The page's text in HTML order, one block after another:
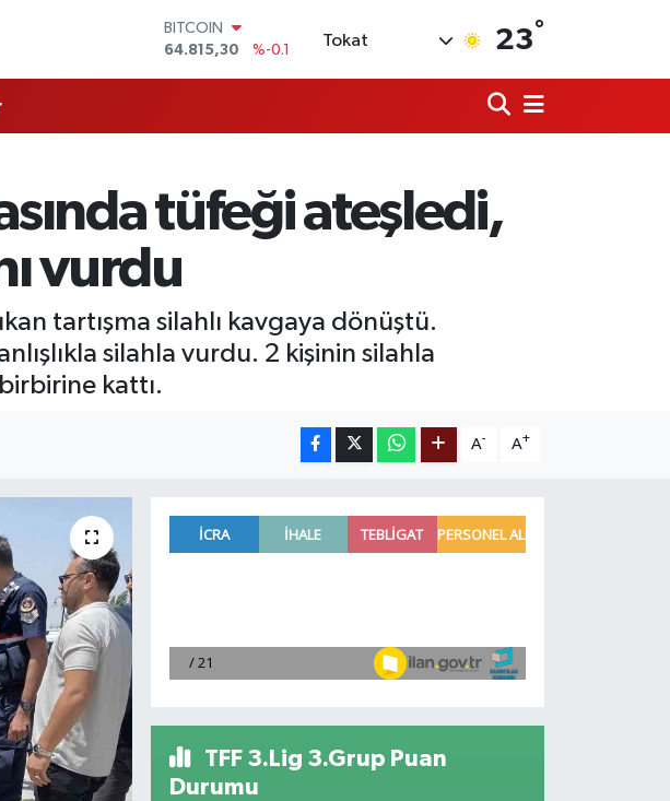
BITCOIN
64.815,30
%-0.1
55,2510
%0.32
GRAM ALTIN
6660.55
%0
Tokat 23°
tüfeği ateşledi,
vurdu
tartışma silahlı kavgaya dönüştü.
silahla vurdu. 2 kişinin silahla
kattı.
A- A+
TFF 3.Lig 3.Grup Puan
Durumu